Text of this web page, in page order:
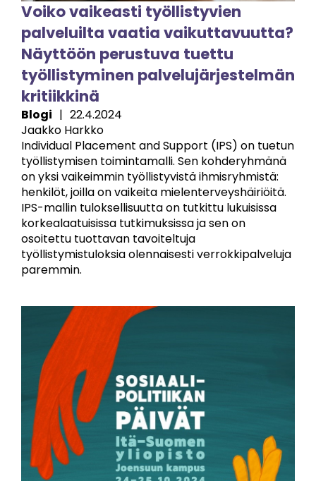
Voiko vaikeasti työllistyvien
palveluilta vaatia vaikuttavuutta?
Näyttöön perustuva tuettu
työllistyminen palvelujärjestelmän
kritiikkinä
Blogi | 22.4.2024
Jaakko Harkko
Individual Placement and Support (IPS) on tuetun
työllistymisen toimintamalli. Sen kohderyhmänä
on yksi vaikeimmin työllistyvistä ihmisryhmistä:
henkilöt, joilla on vaikeita mielenterveyshäiriöitä.
IPS-mallin tuloksellisuutta on tutkittu lukuisissa
korkealaatuisissa tutkimuksissa ja sen on
osoitettu tuottavan tavoiteltuja
työllistymistuloksia olennaisesti verrokkipalveluja
paremmin.